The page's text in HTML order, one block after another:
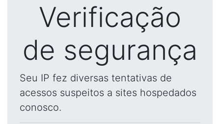
Verificação
de segurança
Seu IP fez diversas tentativas de
acessos suspeitos a sites hospedados
conosco.